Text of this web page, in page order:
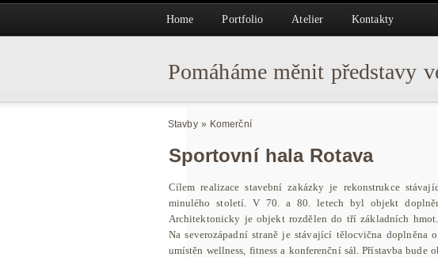
Home Portfolio Atelier Kontakty
Pomáháme měnit představy
Stavby» Komerční
Sportovní hala Rotava
Cílem realizace stavební zakázky je rekonstrukce
minulého století. V 70. a 80. letech byl objekt
Architektonicky je objekt rozdělen do tří základních
Na severozápadní straně je stávající tělocvična
umístěn wellness, fitness a konferenční sál. Přístavba bude